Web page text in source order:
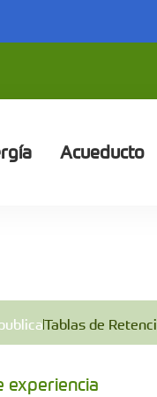
Acueducto
Tablas de
experiencia